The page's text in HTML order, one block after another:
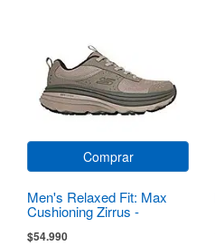
Comprar
Men's Relaxed Fit: Max
Cushioning Zirrus -
Zirrostratus
$54.990